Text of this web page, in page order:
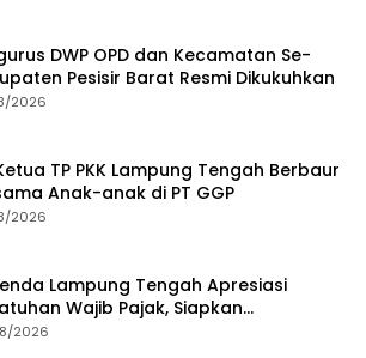
DWP OPD dan Kecamatan Se-
Pesisir Barat Resmi Dikukuhkan
2026
TP PKK Lampung Tengah Berbaur
Anak-anak di PT GGP
2026
Lampung Tengah Apresiasi
Wajib Pajak, Siapkan
Terpadu di PT GGP
2026